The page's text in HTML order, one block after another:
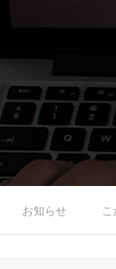
お知らせ